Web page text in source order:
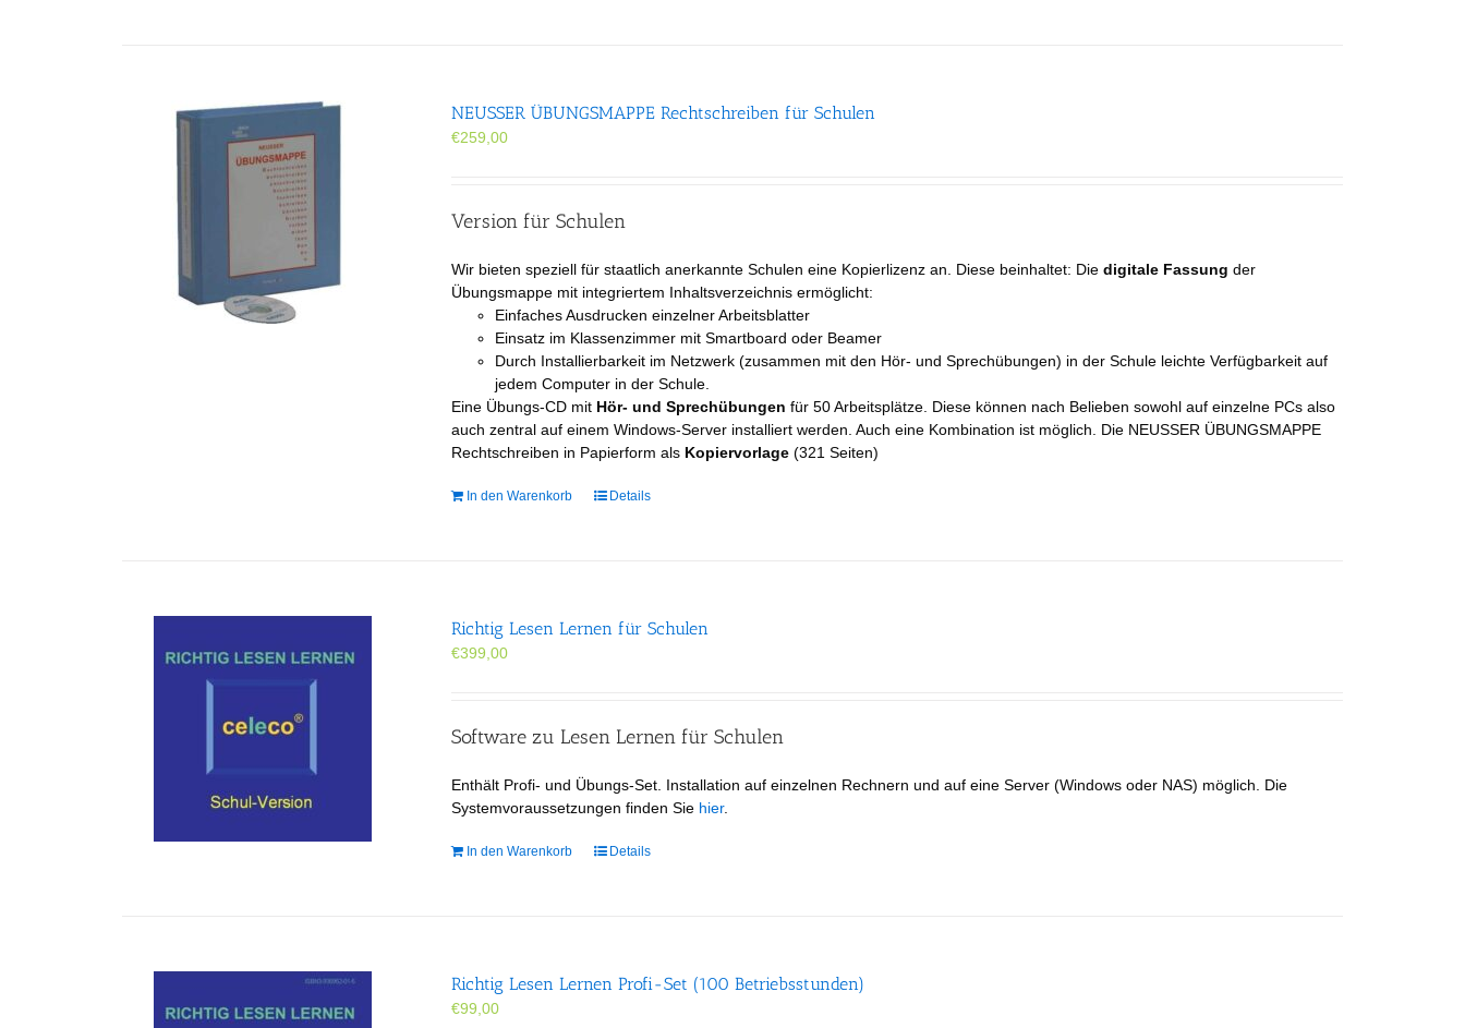
NEUSSER ÜBUNGS­MAPPE Rechtschreiben für Schulen
€259,00
Version für Schulen
Wir bieten speziell für staatlich anerkannte Schulen eine Kopierlizenz an. Diese beinhaltet: Diedigitale Fassung der
Übungsmappe mit integriertem Inhaltsverzeichnis ermöglicht:
Einfaches Ausdrucken einzelner Arbeitsblatter
Einsatz im Klassenzimmer mit Smartboard oder Beamer
Durch Installierbarkeit im Netzwerk (zusammen mit den Hör- und Sprechübungen) in der Schule leichte Verfügbarkeit auf
jedem Computer in der Schule.
Eine Übungs-CD mit Hör- und Sprechübungen für 50 Arbeitsplätze. Diese können nach Belieben sowohl auf einzelne PCs also
auch zentral auf einem Windows-Server installiert werden. Auch eine Kombination ist möglich. Die NEUSSER ÜBUNGSMAPPE
Rechtschreiben in Papierform als Kopiervorlage (321 Seiten)
In den Warenkorb Details
Richtig Lesen Lernen für Schulen
€399,00
Software zu Lesen Lernen für Schulen
Enthält Profi- und Übungs-Set. Installation auf einzelnen Rechnern und auf eine Server (Windows oder NAS) möglich. Die
Systemvoraussetzungen finden Sie hier.
In den Warenkorb Details
Richtig Lesen Lernen Profi-Set (100 Betriebsstunden)
€99,00